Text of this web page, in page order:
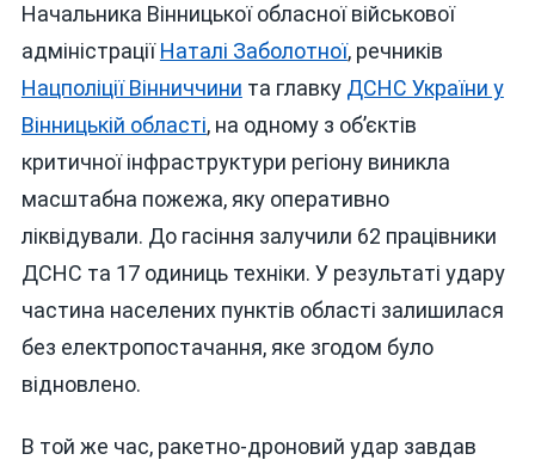
Начальника Вінницької обласної військової
адміністраціїНаталі Заболотної, речників
Нацполіції Вінниччини та главку ДСНС України у
Вінницькій області, на одному з об’єктів
критичної інфраструктури регіону виникла
масштабна пожежа, яку оперативно
ліквідували. До гасіння залучили 62 працівники
ДСНС та 17 одиниць техніки. У результаті удару
частина населених пунктів області залишилася
без електропостачання, яке згодом було
відновлено.
В той же час, ракетно-дроновий удар завдав